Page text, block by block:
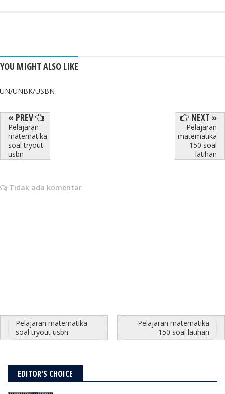
YOU MIGHT ALSO LIKE
UN/UNBK/USBN
« PREV
Pelajaran
matematika
soal tryout
usbn
NEXT »
Pelajaran
matematika
150 soal
latihan
Tidak ada komentar
Pelajaran matematika
soal tryout usbn
Pelajaran matematika
150 soal latihan
EDITOR'S CHOICE